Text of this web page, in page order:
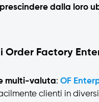
dalla loro
Order Factory
multi-valuta: OF
clienti in